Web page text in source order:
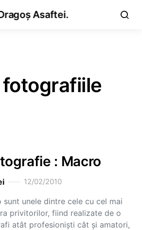
Asaftei.
: Macro
12/02/2010
sunt unele dintre cele cu cel mai
privitorilor, fiind realizate de o
atât profesionişti cât şi amatori,